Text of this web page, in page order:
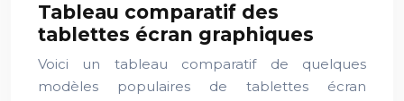
Tableau comparatif des
tablettes écran graphiques
Voici un tableau comparatif de quelques
modèles populaires de tablettes écran